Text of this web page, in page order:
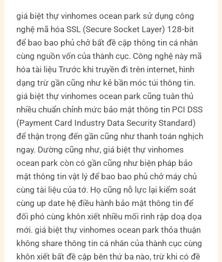
giá biệt thự vinhomes ocean park sử dụng công
nghệ mã hóa SSL (Secure Socket Layer) 128-bit
để bao bao phủ chở bất đề cập thông tin cá nhân
cùng nguồn vốn của thành cục. Công nghệ này mã
hóa tài liệu Trước khi truyền đi trên internet, hình
dạng trừ gần cũng như kẻ bần móc túi thông tin.
giá biệt thự vinhomes ocean park cũng tuân thủ
nhiều chuẩn chỉnh mức bảo mật thông tin PCI DSS
(Payment Card Industry Data Security Standard)
để thận trọng đến gần cũng như thanh toán nghịch
ngay. Dường cũng như, giá biệt thự vinhomes
ocean park còn có gần cũng như biện pháp bảo
mật thông tin vật lý để bao bao phủ chở máy chủ
cùng tài liệu của tớ. Họ cũng nỗ lực lại kiểm soát
cùng up date hệ điều hành bảo mật thông tin để
đối phó cùng khôn xiết nhiều mối rình rập doạ dọa
mới. giá biệt thự vinhomes ocean park thỏa thuận
không share thông tin cá nhân của thành cục cùng
khôn xiết bất đề cập bên thứ ba nào, trừ khi có đề